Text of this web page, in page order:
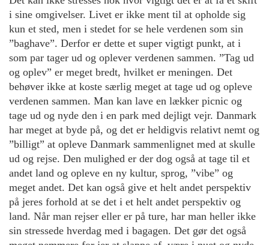
i sine omgivelser. Livet er ikke ment til at opholde sig
kun et sted, men i stedet for se hele verdenen som sin
”baghave”. Derfor er dette et super vigtigt punkt, at i
som par tager ud og oplever verdenen sammen. ”Tag ud
og oplev” er meget bredt, hvilket er meningen. Det
behøver ikke at koste særlig meget at tage ud og opleve
verdenen sammen. Man kan lave en lækker picnic og
tage ud og nyde den i en park med dejligt vejr. Danmark
har meget at byde på, og det er heldigvis relativt nemt og
”billigt” at opleve Danmark sammenlignet med at skulle
ud og rejse. Den mulighed er der dog også at tage til et
andet land og opleve en ny kultur, sprog, ”vibe” og
meget andet. Det kan også give et helt andet perspektiv
på jeres forhold at se det i et helt andet perspektiv og
land. Når man rejser eller er på ture, har man heller ikke
sin stressede hverdag med i bagagen. Det gør det også